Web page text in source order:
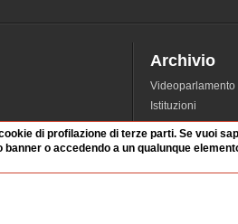
Archivio
Videoparlamento
Istituzioni
Dibattiti
Manifestazioni
di profilazione di terze parti. Se vuoi
banner o accedendo a un qualunque